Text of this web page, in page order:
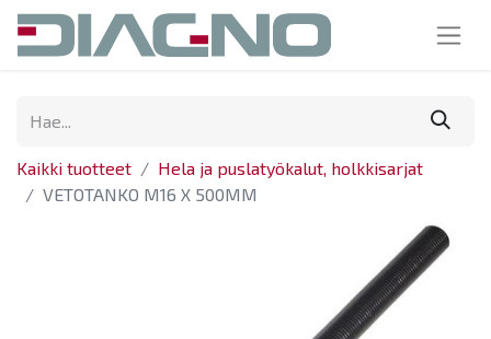
Kaikki tuotteet
Hela ja puslatyökalut, holkkisarjat
VETOTANKO M16 X 500MM